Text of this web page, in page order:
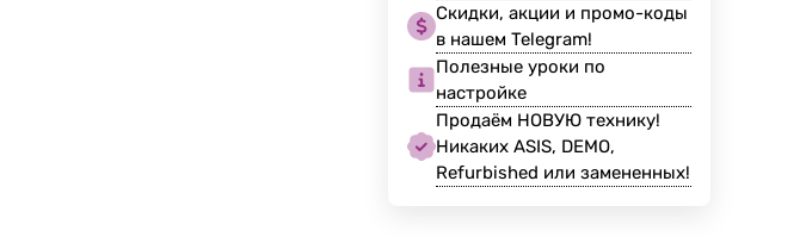
Скидки, акции и промо-коды
в нашем Telegram!
Полезные уроки по
настройке
Продаём НОВУЮ технику!
Никаких ASIS, DEMO,
Refurbished или замененных!